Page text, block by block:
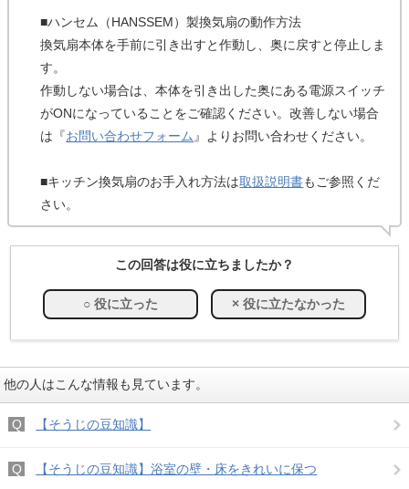
■ハンセム（HANSSEM）製換気扇の動作方法
換気扇本体を手前に引き出すと作動し、奥に戻すと停止しま
す。
作動しない場合は、本体を引き出した奥にある電源スイッチ
がONになっていることをご確認ください。改善しない場合
は『お問い合わせフォーム 』よりお問い合わせください。
■キッチン換気扇のお手入れ方法は取扱説明書もご参照くだ
さい。
この回答は役に立ちましたか？
他の人はこんな情報も見ています。
【そうじの豆知識】
【そうじの豆知識】浴室の壁・床をきれいに保つ